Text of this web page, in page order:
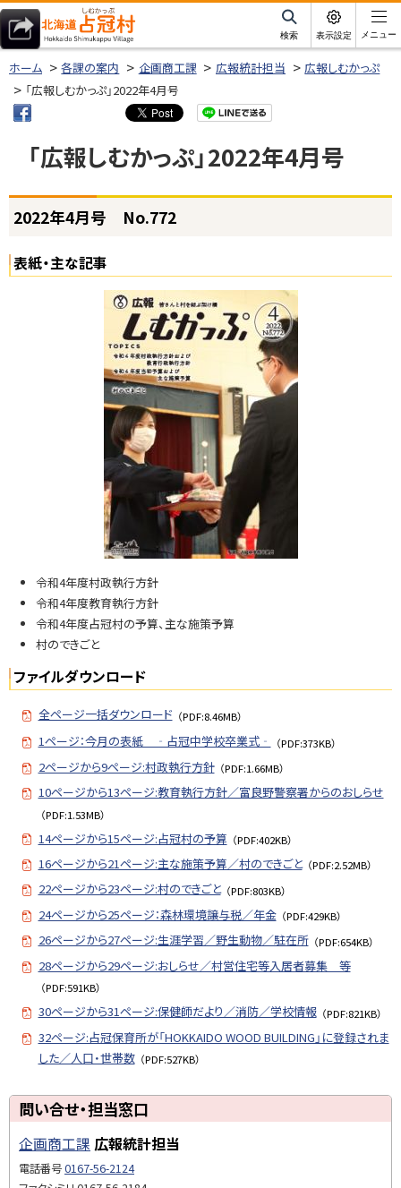
本
文
へ北海道占冠村
サ
イ
ト
内
検索 表示設定 メニュー
ホーム 各課の案内 企画商工課 広報統計担当
広報しむかっぷ
「広報しむかっぷ」2022年4月号
「広報しむかっぷ」2022年4月号
ページ内目次
2
2
2
窓
口
2022年4月号 No.772
表紙・主な記事
令和4年度村政執行方針
令和4年度教育執行方針
令和4年度占冠村の予算、主な施策予算
村のできごと
ファイルダウンロード
全ページ一括ダウンロード （PDF:8.46MB）
1ページ：今月の表紙 ‐占冠中学校卒業式‐ （PDF:373KB）
2ページから9ページ:村政執行方針 （PDF:1.66MB）
10ページから13ページ:教育執行方針／富良野警察署からのおしらせ
（PDF:1.53MB）
14ページから15ページ:占冠村の予算 （PDF:402KB）
16ページから21ページ:主な施策予算／村のできごと （PDF:2.52MB）
22ページから23ページ:村のできごと （PDF:803KB）
24ページから25ページ：森林環境譲与税／年金 （PDF:429KB）
26ページから27ページ:生涯学習／野生動物／駐在所 （PDF:654KB）
28ページから29ページ:おしらせ／村営住宅等入居者募集 等
（PDF:591KB）
30ページから31ページ:保健師だより／消防／学校情報 （PDF:821KB）
32ページ:占冠保育所が「HOKKAIDO WOOD BUILDING」に登録されま
した／人口・世帯数 （PDF:527KB）
ッ
プ
に
問い合せ・担当窓口
企画商工課 広報統計担当
電話番号0167-56-2124